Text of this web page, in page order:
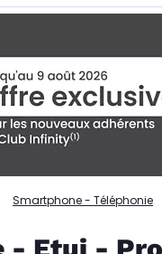
Smartphone - Téléphonie